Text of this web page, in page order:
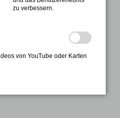
zu verbessern.
von YouTube oder Karten